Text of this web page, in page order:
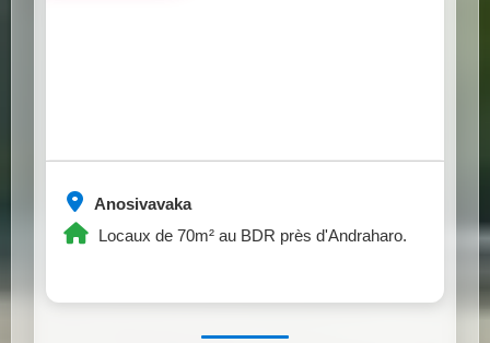
Anosivavaka
Locaux de 70m² au BDR près d'Andraharo.